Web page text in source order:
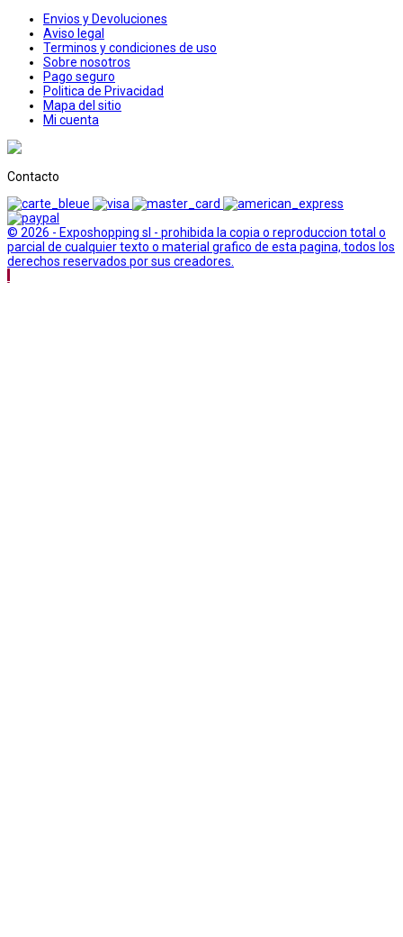
Envios y Devoluciones
Aviso legal
Terminos y condiciones de uso
Sobre nosotros
Pago seguro
Politica de Privacidad
Mapa del sitio
Mi cuenta
Contacto
© 2026 - Exposhopping sl - prohibida la copia o reproduccion total o
parcial de cualquier texto o material grafico de esta pagina, todos los
derechos reservados por sus creadores.